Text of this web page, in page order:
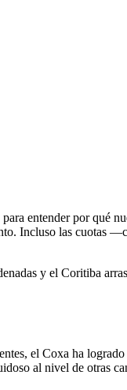
entender por qué
Incluso las cuotas
y el Coritiba
el Coxa ha
al nivel de otras